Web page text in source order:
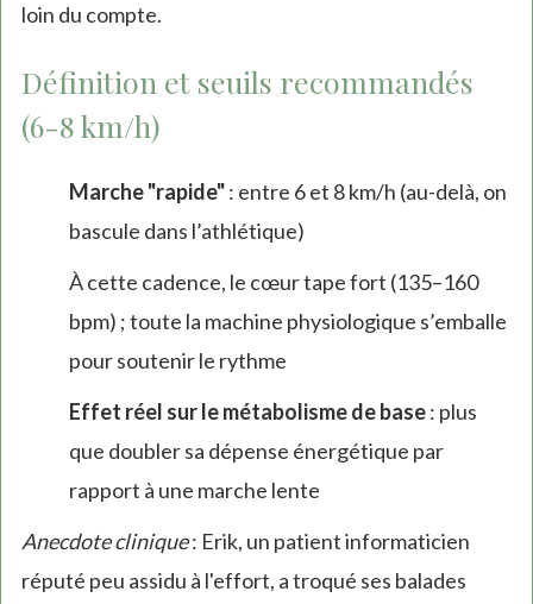
loin du compte.
Définition et seuils recommandés
(6-8 km/h)
Marche "rapide": entre 6 et 8 km/h (au-delà, on
bascule dans l’athlétique)
À cette cadence, le cœur tape fort (135–160
bpm) ; toute la machine physiologique s’emballe
pour soutenir le rythme
Effet réel sur le métabolisme de base: plus
que doubler sa dépense énergétique par
rapport à une marche lente
Anecdote clinique: Erik, un patient informaticien
réputé peu assidu à l'effort, a troqué ses balades